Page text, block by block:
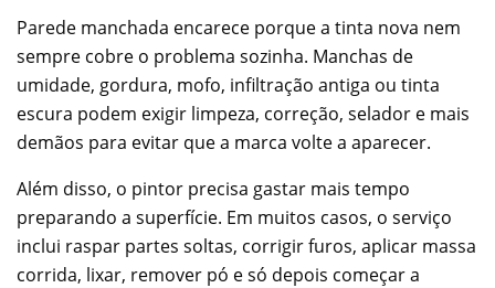
Parede manchada encarece porque a tinta nova nem
sempre cobre o problema sozinha. Manchas de
umidade, gordura, mofo, infiltração antiga ou tinta
escura podem exigir limpeza, correção, selador e mais
demãos para evitar que a marca volte a aparecer.
Além disso, o pintor precisa gastar mais tempo
preparando a superfície. Em muitos casos, o serviço
inclui raspar partes soltas, corrigir furos, aplicar massa
corrida, lixar, remover pó e só depois começar a